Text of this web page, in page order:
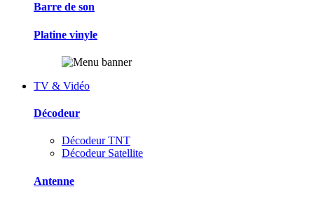
Barre de son
Platine vinyle
TV & Vidéo
Décodeur
Décodeur TNT
Décodeur Satellite
Antenne